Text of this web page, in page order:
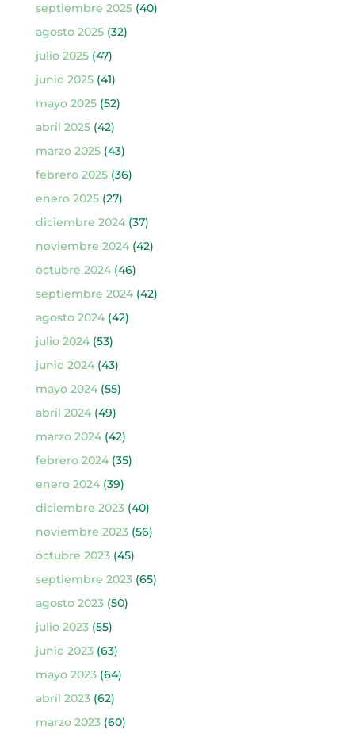
septiembre 2025(40)
agosto 2025(32)
julio 2025(47)
junio 2025(41)
mayo 2025(52)
abril 2025(42)
marzo 2025(43)
febrero 2025(36)
enero 2025(27)
diciembre 2024(37)
noviembre 2024(42)
octubre 2024(46)
septiembre 2024(42)
agosto 2024(42)
julio 2024(53)
junio 2024(43)
mayo 2024(55)
abril 2024(49)
marzo 2024(42)
febrero 2024(35)
enero 2024(39)
diciembre 2023(40)
noviembre 2023(56)
octubre 2023(45)
septiembre 2023(65)
agosto 2023(50)
julio 2023(55)
junio 2023(63)
mayo 2023(64)
abril 2023(62)
marzo 2023(60)